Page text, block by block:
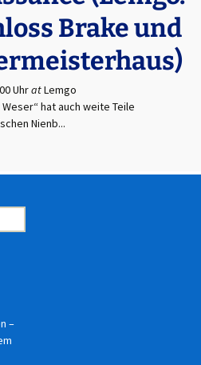
Brake und
UhratLemgo
hat auch weite Teile
Nienb...
–